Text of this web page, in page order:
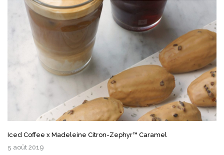
Iced Coffee x Madeleine Citron-Zephyr™ Caramel
5 août 2019